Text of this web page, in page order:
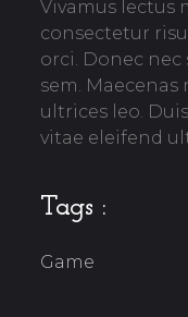
Vivamus lectus
consectetur
orci. Donec nec
sem.
ultrices leo.
vitae eleifend
Tags :
Game